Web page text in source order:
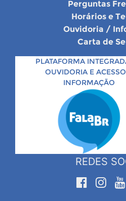
Perguntas
Horários e
Ouvidoria /
Carta de
PLATAFORMA
OUVIDORIA E
INFORMAÇÃO
REDES